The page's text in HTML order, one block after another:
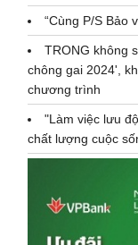
“Cùng P/S Bảo
TRONG không
chông gai 2024',
chương trình
"Làm việc lưu
chất lượng cuộc